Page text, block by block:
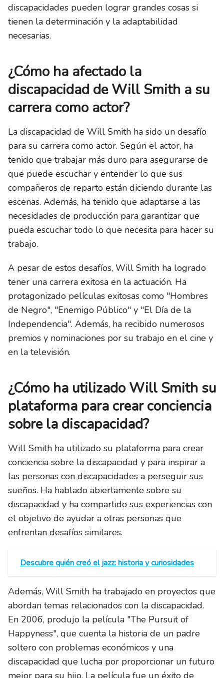
discapacidades pueden lograr grandes cosas si
tienen la determinación y la adaptabilidad
necesarias.
¿Cómo ha afectado la
discapacidad de Will Smith a su
carrera como actor?
La discapacidad de Will Smith ha sido un desafío
para su carrera como actor. Según el actor, ha
tenido que trabajar más duro para asegurarse de
que puede escuchar y entender lo que sus
compañeros de reparto están diciendo durante las
escenas. Además, ha tenido que adaptarse a las
necesidades de producción para garantizar que
pueda escuchar todo lo que necesita para hacer su
trabajo.
A pesar de estos desafíos, Will Smith ha logrado
tener una carrera exitosa en la actuación. Ha
protagonizado películas exitosas como "Hombres
de Negro", "Enemigo Público" y "El Día de la
Independencia". Además, ha recibido numerosos
premios y nominaciones por su trabajo en el cine y
en la televisión.
¿Cómo ha utilizado Will Smith su
plataforma para crear conciencia
sobre la discapacidad?
Will Smith ha utilizado su plataforma para crear
conciencia sobre la discapacidad y para inspirar a
las personas con discapacidades a perseguir sus
sueños. Ha hablado abiertamente sobre su
discapacidad y ha compartido sus experiencias con
el objetivo de ayudar a otras personas que
enfrentan desafíos similares.
Descubre quién creó el jazz: historia y curiosidades
Además, Will Smith ha trabajado en proyectos que
abordan temas relacionados con la discapacidad.
En 2006, produjo la película "The Pursuit of
Happyness", que cuenta la historia de un padre
soltero con problemas económicos y una
discapacidad que lucha por proporcionar un futuro
mejor para su hijo. La película fue un éxito de